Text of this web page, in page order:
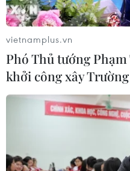
vietnamplus.vn
Phó Thủ tướng
khởi công xây